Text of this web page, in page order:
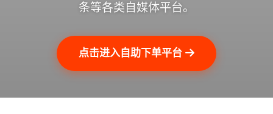
条等各类自媒体平台。
点击进入自助下单平台